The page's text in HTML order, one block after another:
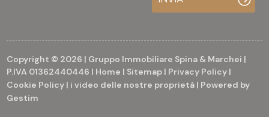
Copyright © 2026 | Gruppo Immobiliare Spina & Marchei |
P.IVA 01362440446 | Home | Sitemap | Privacy Policy |
Cookie Policy | i video delle nostre proprietà | Powered by
Gestim